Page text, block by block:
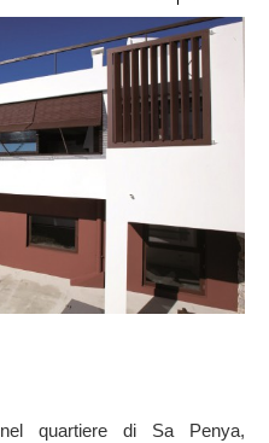
quartiere di Sa Penya,